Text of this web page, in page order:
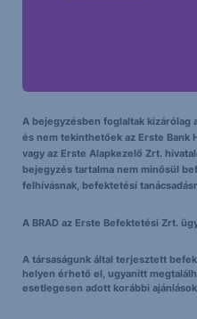
A bejegyzésben foglaltak
és nem tekinthetőek az Erste Bank
vagy az Erste Alapkezelő Zrt.
bejegyzés tartalma nem minősül
felhívásnak, befektetési
A BRAD az Erste Befektetési Zrt.
A társaságunk által terjesztett
helyen érhető el, ugyanitt
esetlegesen adott korábbi